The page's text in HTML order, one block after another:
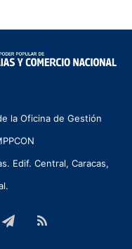
la Oficina de Gestión
Edif. Central, Caracas,
Telegram